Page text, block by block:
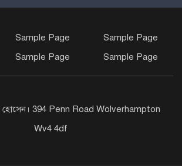
Sample Page
Sample Page
Sample Page Sample Page
394 Penn Road Wolverhampton
Wv4 4df